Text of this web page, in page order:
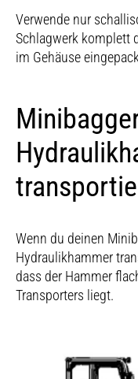
Verwende nur
Schlagwerk komplett
im Gehäuse
Wenn du deinen
Hydraulikhammer
dass der Hammer
Transporters liegt.